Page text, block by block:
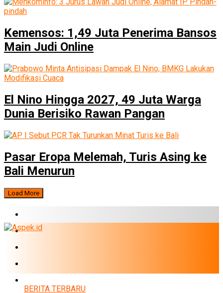
Kemensos: 1,49 Juta Penerima Bansos
Main Judi Online
El Nino Hingga 2027, 49 Juta Warga
Dunia Berisiko Rawan Pangan
Pasar Eropa Melemah, Turis Asing ke
Bali Menurun
Load More
BUMN
BERITA TERBARU